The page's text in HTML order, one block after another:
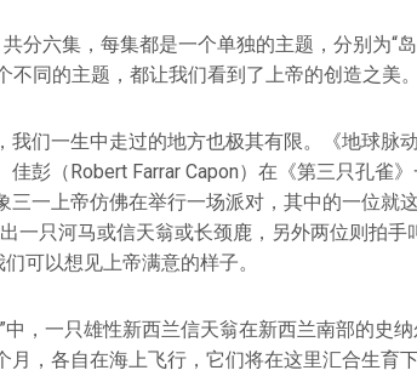
共分六集，每集都是一个单独的主题，分别为“岛
不同的主题，都让我们看到了上帝的创造之美。
我们一生中走过的地方也极其有限。《地球脉
佳彭（Robert Farrar Capon）在《第三只孔雀
三一上帝仿佛在举行一场派对，其中的一位就
一只河马或信天翁或长颈鹿，另外两位则拍手
们可以想见上帝满意的样子。
中，一只雄性新西兰信天翁在新西兰南部的史
月，各自在海上飞行，它们将在这里汇合生育